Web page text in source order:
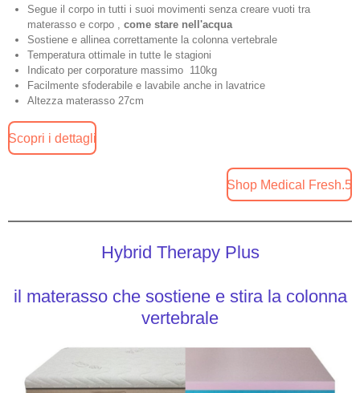
Segue il corpo in tutti i suoi movimenti senza creare vuoti tra
materasso e corpo , come stare nell'acqua
Sostiene e allinea correttamente la colonna vertebrale
Temperatura ottimale in tutte le stagioni
Indicato per corporature massimo 110kg
Facilmente sfoderabile e lavabile anche in lavatrice
Altezza materasso 27cm
Scopri i dettagli
Shop Medical Fresh.5
Hybrid Therapy Plus
il materasso che sostiene e stira la colonna
vertebrale